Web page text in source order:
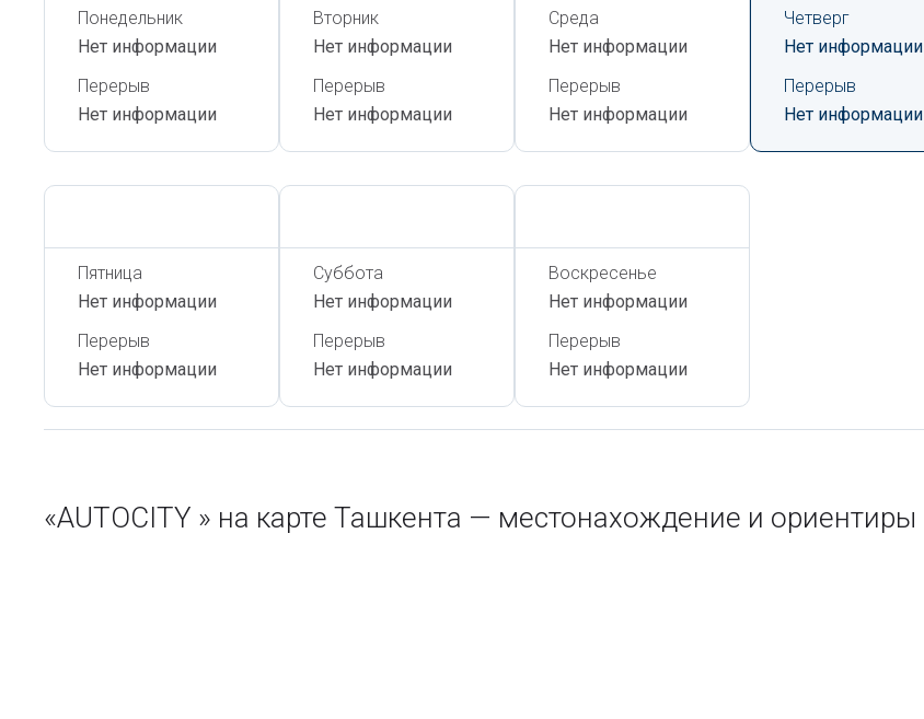
Понедельник
Нет информации
Перерыв
Нет информации
Вторник
Нет информации
Перерыв
Нет информации
Среда
Нет информации
Перерыв
Нет информации
Четверг
Нет информации
Перерыв
Нет информации
Пятница
Нет информации
Перерыв
Нет информации
Суббота
Нет информации
Перерыв
Нет информации
Воскресенье
Нет информации
Перерыв
Нет информации
«AUTOCITY » на карте Ташкента — местонахождение и ориентиры